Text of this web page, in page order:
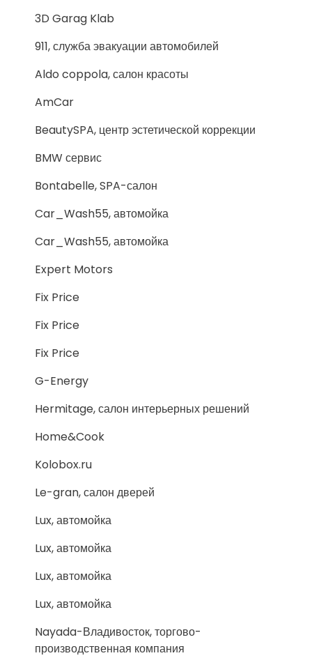
3D Garag Klab
911, служба эвакуации автомобилей
Aldo coppola, салон красоты
AmCar
BeautySPA, центр эстетической коррекции
BMW сервис
Bontabelle, SPA-салон
Car_Wash55, автомойка
Car_Wash55, автомойка
Expert Motors
Fix Price
Fix Price
Fix Price
G-Energy
Hermitage, салон интерьерных решений
Home&Cook
Kolobox.ru
Le-gran, салон дверей
Lux, автомойка
Lux, автомойка
Lux, автомойка
Lux, автомойка
Nayada-Владивосток, торгово-
производственная компания